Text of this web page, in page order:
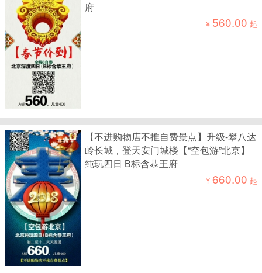
府
¥560.00 起
【不进购物店不推自费景点】升级-攀八达
岭长城，登天安门城楼【“空包游”北京】
纯玩四日 B标含恭王府
¥660.00 起